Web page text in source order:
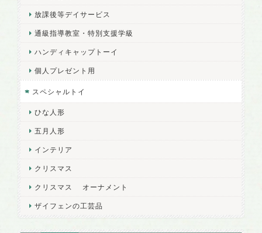
放課後等デイサービス
通級指導教室・特別支援学級
ハンディキャップトーイ
個人プレゼント用
スペシャルトイ
ひな人形
五月人形
インテリア
クリスマス
クリスマス オーナメント
ザイフェンの工芸品